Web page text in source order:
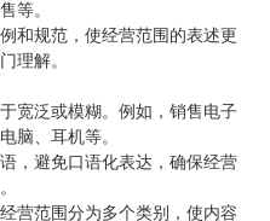
等。
和规范，使经营范围的表述更
理解。
宽泛或模糊。例如，销售电子
脑、耳机等。
，避免口语化表达，确保经营
营范围分为多个类别，使内容